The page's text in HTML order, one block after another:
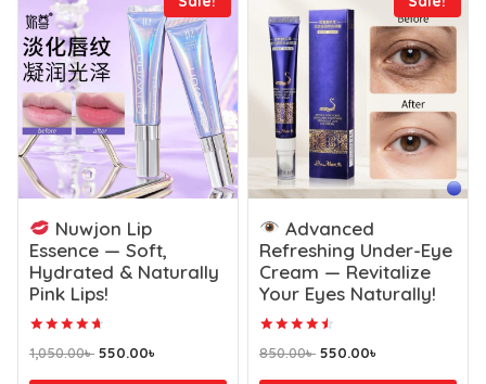
Nuwjon Lip
Essence — Soft,
Hydrated & Naturally
Pink Lips!
Rated
4.79
1,050.00৳ 550.00৳
Advanced
Refreshing Under-Eye
Cream — Revitalize
Your Eyes Naturally!
Rated
4.61
850.00৳ 550.00৳